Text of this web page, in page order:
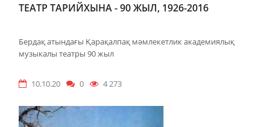
ТЕАТР ТАРИЙХЫНА - 90 ЖЫЛ, 1926-2016
Бердақ атындағы Қарақалпақ мәмлекетлик академиялық
музыкалы театры 90 жыл
10.10.20 0 4 273